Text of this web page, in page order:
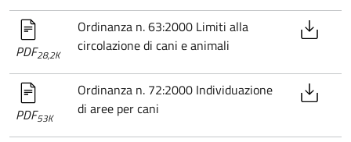
PDF28,2K
Ordinanza n. 63:2000 Limiti alla
circolazione di cani e animali
PDF53K
Ordinanza n. 72:2000 Individuazione
di aree per cani